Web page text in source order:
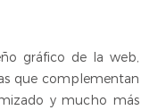
gráfico de la web,
que complementan
y mucho más